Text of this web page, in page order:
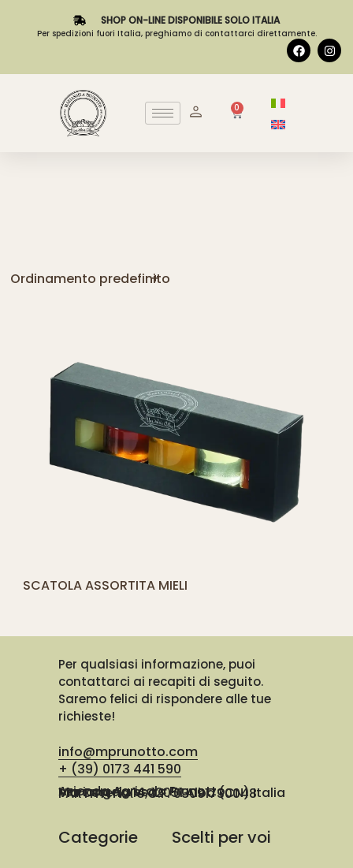
SHOP ON-LINE DISPONIBILE SOLO ITALIA
Per spedizioni fuori Italia, preghiamo di contattarci direttamente.
0
Ordinamento predefinito
[yith_compare_button]
SCATOLA ASSORTITA MIELI
Per qualsiasi informazione, puoi
contattarci ai recapiti di seguito.
Saremo felici di rispondere alle tue
richieste!
info@mprunotto.com
+ (39) 0173 441 590
Azienda Agricola Prunotto Mariangela ssa
Via Osteria 14, 12051 Alba (CN) Italia
PARTITA IVA e C.F. 03091730048
Categorie Scelti per voi